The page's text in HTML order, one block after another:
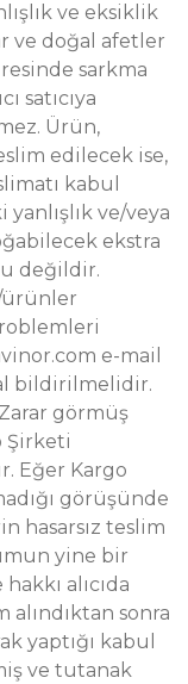
ve eksiklik
ve doğal afetler
sarkma
satıcıya
Ürün,
edilecek ise,
kabul
ve/veya
ekstra
değildir.
e-mail
bildirilmelidir.
görmüş
Şirketi
Eğer Kargo
görüşünde
hasarsız teslim
yine bir
alıcıda
alındıktan sonra
yaptığı kabul
ve tutanak